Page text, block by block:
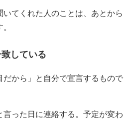
てくれた人のことは、あとから
している
から」と自分で宣言するもので
った日に連絡する。予定が変わ